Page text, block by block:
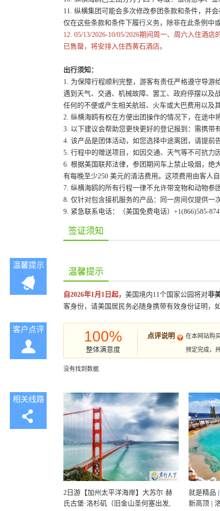
11. 纵横集团可能会多次修改参团条款和条件，并
仅在这些条款和条件下履行义务，除非在此条例中
12. 05/13/2026-10/05/2026期间周一、周六入住酒
已售罄，将安排入住西黄石酒店。
出行须知：
1. 为保障行程顺利完整，游客有责任严格遵守导
遇到天气、交通、机械故障、罢工、政府停摆以及
任何的不便或产生相关航班、火车或大巴费用以及
2. 纵横海鸥有权在方便出团操作的情况下，在途
3. 以下建议会帮助您更快更好的登记报到：需携
4. 该产品是团体活动，如您选择中途离团，请提
5. 行程中的赠送项目，如因交通、天气等不可抗
6. 根据美国联邦法律，参团期间车上禁止吸烟，
有每晚至少250 美元的清洁费用。这项费用由客人
7. 纵横海鸥的所有行程一律不允许带宠物和动物参
8. 仅针对包含接机服务的产品：同一房间仅提供
9. 紧急联系电话：（美国免费电话）+1(866)585-
签证须知
温馨提示
温馨提示
自2026年1月1日起， 美国境内11个国家公园将对非
客身份，请美国居民务必随身携带有效身份证明，
客户点评 100%
整体满意度
点评说明
在本网站购
预定完成，
没有找到数据.
相关线路
2日游【加州太平洋海岸】大苏尔·赫
氏古堡·洛杉矶（旧金山圣何塞出发,
就是精品
新高顶 |